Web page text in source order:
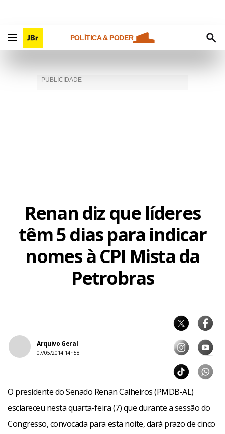
POLÍTICA & PODER
Renan diz que líderes
têm 5 dias para indicar
nomes à CPI Mista da
Petrobras
Arquivo Geral
07/05/2014 14h58
O presidente do Senado Renan Calheiros (PMDB-AL)
esclareceu nesta quarta-feira (7) que durante a sessão do
Congresso, convocada para esta noite, dará prazo de cinco